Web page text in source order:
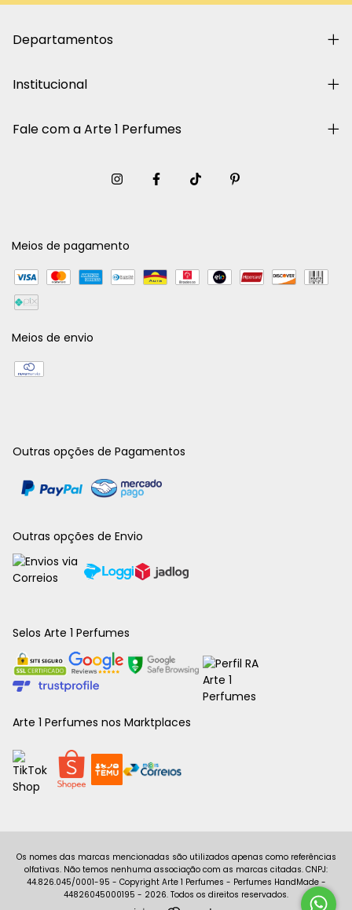
Departamentos
Institucional
Fale com a Arte 1 Perfumes
Meios de pagamento
Meios de envio
Outras opções de Pagamentos
Outras opções de Envio
Selos Arte 1 Perfumes
Arte 1 Perfumes nos Marktplaces
Copyright Arte 1 Perfumes - Perfumes HandMade -
44826045000195 - 2026. Todos os direitos reservados.